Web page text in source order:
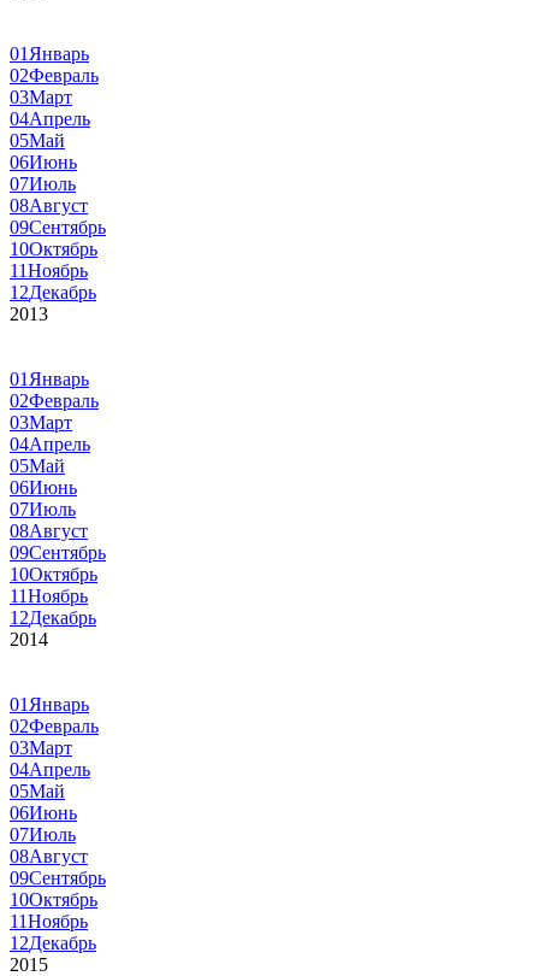
01 Январь
02Февраль
03Март
04Апрель
05Май
06Июнь
07Июль
08Август
09Сентябрь
10Октябрь
11Ноябрь
12Декабрь
2013
01 Январь
02Февраль
03Март
04Апрель
05Май
06Июнь
07Июль
08Август
09Сентябрь
10Октябрь
11Ноябрь
12Декабрь
2014
01 Январь
02Февраль
03Март
04Апрель
05Май
06Июнь
07Июль
08Август
09Сентябрь
10Октябрь
11Ноябрь
12Декабрь
2015